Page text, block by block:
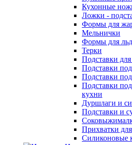
Кухонные
Ложки -
Формы для
Мельнички
Формы для
Терки
Подставки
Подставки
Подставки
Подставки
кухни
Дуршлаги и
Подставки и
Прихватки
Силиконовые